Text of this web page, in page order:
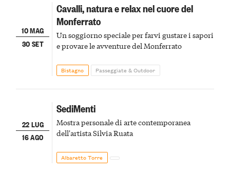
10 MAG
30 SET
Cavalli, natura e relax nel cuore del
Monferrato
Un soggiorno speciale per farvi gustare i sapori
e provare le avventure del Monferrato
Bistagno Passeggiate & Outdoor
22 LUG
16 AGO
SediMenti
Mostra personale di arte contemporanea
dell'artista Silvia Ruata
Albaretto Torre